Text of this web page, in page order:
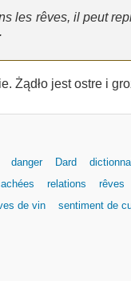
les rêves, il peut
danger Dard
relations rêves
de vin sentiment de